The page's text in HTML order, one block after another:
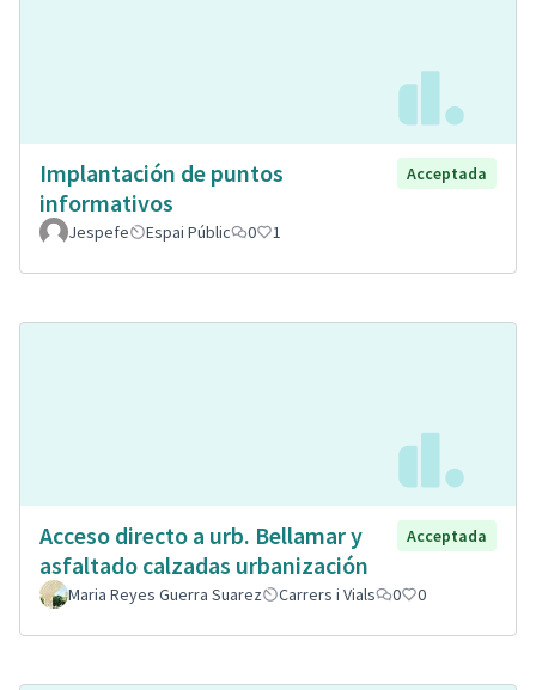
Implantación de puntos
informativos
Acceptada
Jespefe Espai Públic 0 1
Acceso directo a urb. Bellamar y
asfaltado calzadas urbanización
Acceptada
Maria Reyes Guerra Suarez Carrers i Vials 0 0